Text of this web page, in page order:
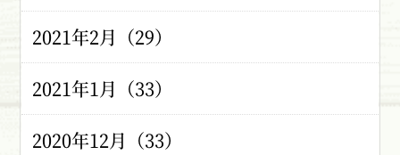
2021年2月（29）
2021年1月（33）
2020年12月（33）